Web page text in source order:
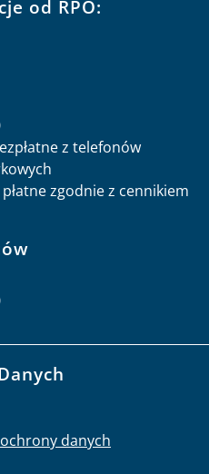
od RPO:
z telefonów
płatne zgodnie z cennikiem
danych